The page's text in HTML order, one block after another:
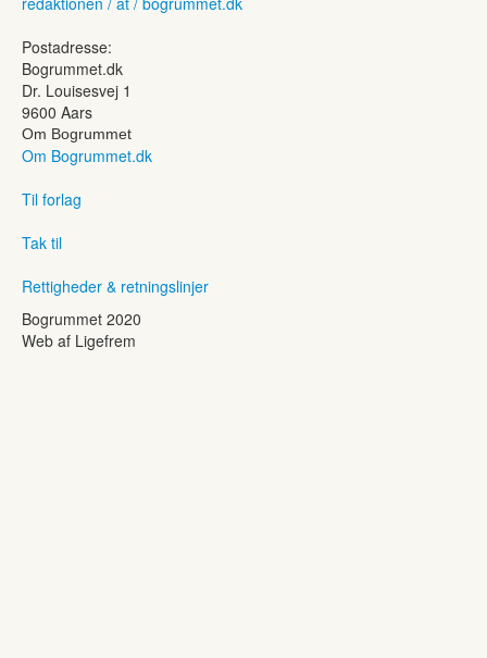
Postadresse:
Bogrummet.dk
Dr. Louisesvej 1
9600 Aars
Om Bogrummet
Om Bogrummet.dk
Til forlag
Tak til
Rettigheder & retningslinjer
Bogrummet 2020
Web af Ligefrem